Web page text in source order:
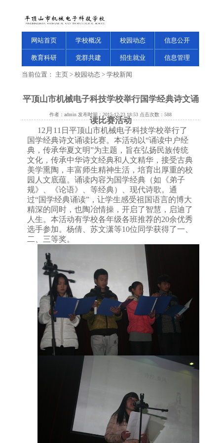
网站首页 学校概况 校园动态 信息公开
教育科研 党群共建 招生就业 信息管理
当前位置： 主页 > 校园动态 > 学校新闻
平顶山市机械电子科技学校举行国学经典诗文诵
读比赛活动
作者：admin 发布时间：2015-12-23 18:53 点击次数： 588
1 2 月 11 日 平顶山市机械电子科技学校举行了
国学经典诗文诵读比赛。本活动以“诵读中户经
典，传承华夏文明”为主题，旨在弘扬民族传统
文化，传承中华诗文经典和人文精华，接受古典
美学熏陶，丰富师生精神生活，培育出厚重的校
园人文底蕴。诵读内容为国学经典（如《弟子
规》、《论语》、等经典）、现代诗歌。通
过“国学经典诵读”，让学生感受祖国语言的博大
精深的同时，也陶冶情操，开启了智慧，启迪了
人生。本活动有学校各年级各班推荐的20余优秀
选手参加。杨倩、苏文潇等10位同学获得了一、
二、三等奖。